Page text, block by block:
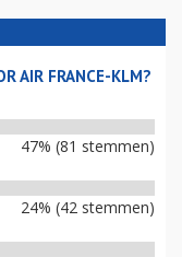
AIR FRANCE-KLM?
47% (81 stemmen)
24% (42 stemmen)